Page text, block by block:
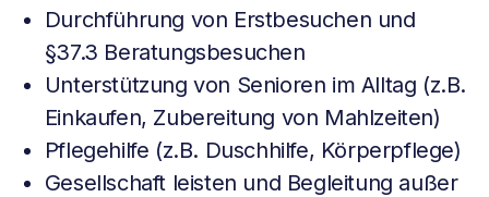
Durchführung von Erstbesuchen und
§37.3 Beratungsbesuchen
Unterstützung von Senioren im Alltag (z.B.
Einkaufen, Zubereitung von Mahlzeiten)
Pflegehilfe (z.B. Duschhilfe, Körperpflege)
Gesellschaft leisten und Begleitung außer